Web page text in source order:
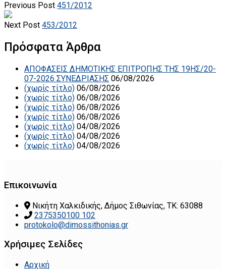
Previous Post 451/2012
Next Post 453/2012
Πρόσφατα Άρθρα
ΑΠΟΦΑΣΕΙΣ ΔΗΜΟΤΙΚΗΣ ΕΠΙΤΡΟΠΗΣ ΤΗΣ 19ΗΣ/20-
07-2026 ΣΥΝΕΔΡΙΑΣΗΣ 06/08/2026
(χωρίς τίτλο) 06/08/2026
(χωρίς τίτλο) 06/08/2026
(χωρίς τίτλο) 06/08/2026
(χωρίς τίτλο) 06/08/2026
(χωρίς τίτλο) 04/08/2026
(χωρίς τίτλο) 04/08/2026
(χωρίς τίτλο) 04/08/2026
Επικοινωνία
Νικήτη Χαλκιδικής, Δήμος Σιθωνίας, ΤΚ: 63088
2375350100 102
protokolo@dimossithonias.gr
Χρήσιμες Σελίδες
Αρχική